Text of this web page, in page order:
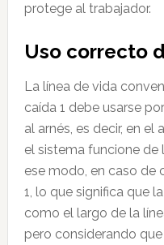
protege al trabajador.
Uso correcto
La línea de vida
caída 1 debe usarse
al arnés, es decir, en el
el sistema funcione de
ese modo, en caso de
1, lo que significa que
como el largo de la
pero considerando